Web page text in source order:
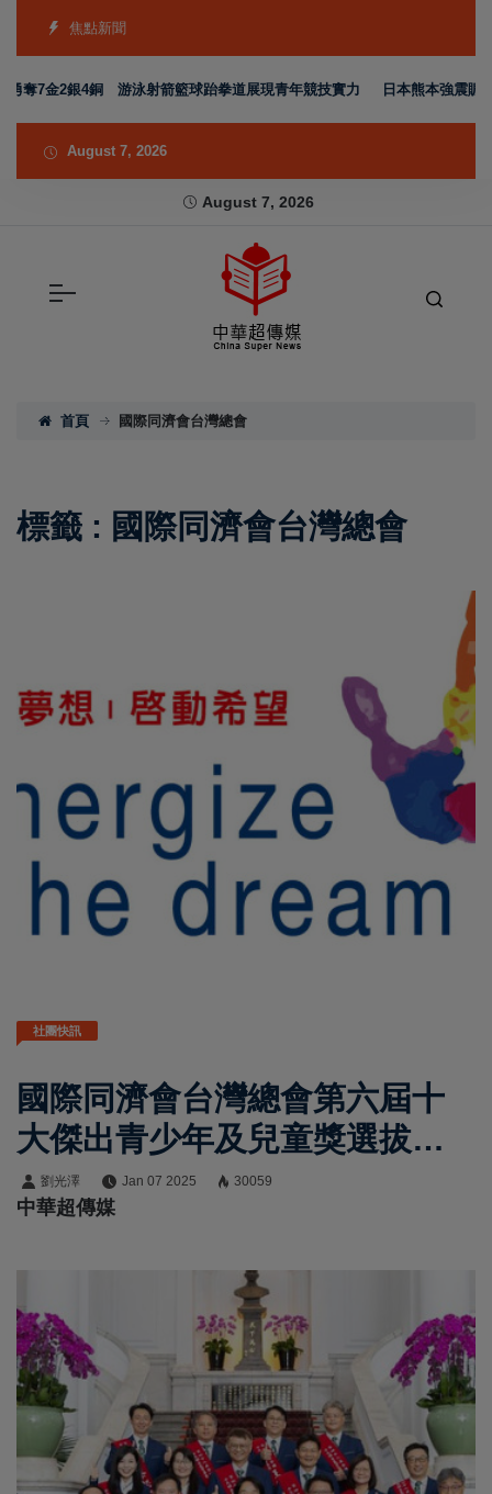
焦點新聞
奪7金2銀4銅 游泳射箭籃球跆拳道展現青年競技實力 日本熊本強震賑
August 7, 2026
August 7, 2026
首頁 國際同濟會台灣總會
標籤 : 國際同濟會台灣總會
社團快訊
國際同濟會台灣總會第六屆十
大傑出青少年及兒童獎選拔計
畫劉光澤 Jan 07 2025 30059
中華超傳媒